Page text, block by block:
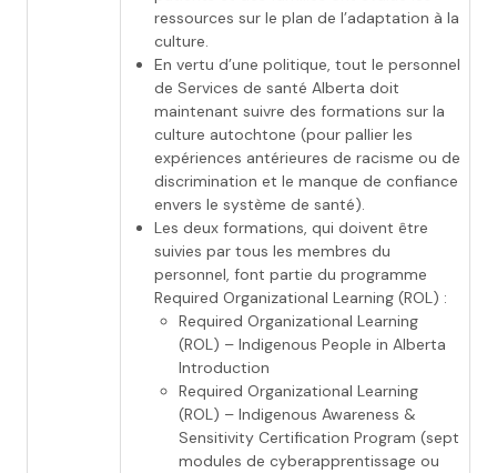
ressources sur le plan de l’adaptation à la
culture.
En vertu d’une politique, tout le personnel
de Services de santé Alberta doit
maintenant suivre des formations sur la
culture autochtone (pour pallier les
expériences antérieures de racisme ou de
discrimination et le manque de confiance
envers le système de santé).
Les deux formations, qui doivent être
suivies par tous les membres du
personnel, font partie du programme
Required Organizational Learning (ROL) :
Required Organizational Learning
(ROL) – Indigenous People in Alberta
Introduction
Required Organizational Learning
(ROL) – Indigenous Awareness &
Sensitivity Certification Program (sept
modules de cyberapprentissage ou